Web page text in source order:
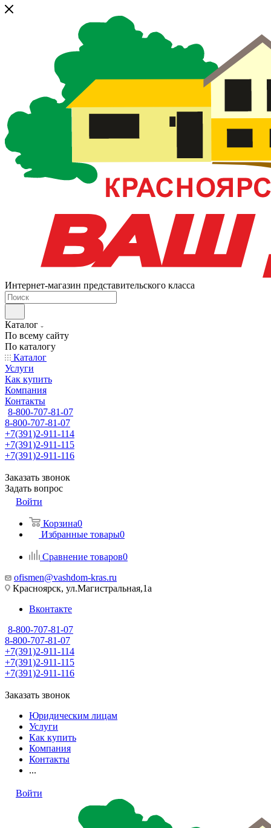
Интернет-магазин представительского класса
Каталог
По всему сайту
По каталогу
Каталог
Услуги
Как купить
Компания
Контакты
8-800-707-81-07
8-800-707-81-07
+7(391)2-911-114
+7(391)2-911-115
+7(391)2-911-116
Заказать звонок
Задать вопрос
Войти
Корзина0
Избранные товары0
Сравнение товаров0
ofismen@vashdom-kras.ru
Красноярск, ул.Магистральная,1а
Вконтакте
8-800-707-81-07
8-800-707-81-07
+7(391)2-911-114
+7(391)2-911-115
+7(391)2-911-116
Заказать звонок
Юридическим лицам
Услуги
Как купить
Компания
Контакты
...
Войти